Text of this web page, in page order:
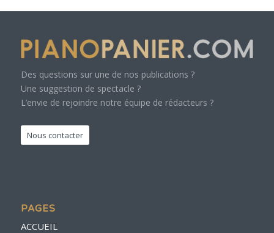
Des questions sur une de nos publications ?
Une suggestion de spectacle ?
L’envie de rejoindre notre équipe de rédacteurs ?
Nous contacter
PAGES
ACCUEIL